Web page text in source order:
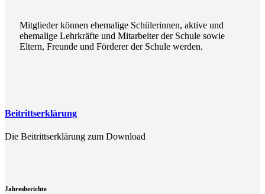
Mitglieder können ehemalige Schülerinnen, aktive und
ehemalige Lehrkräfte und Mitarbeiter der Schule sowie
Eltern, Freunde und Förderer der Schule werden.
Beitrittserklärung
Die Beitrittserklärung zum Download
Jahresberichte